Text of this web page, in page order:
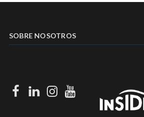
SOBRE NOSOTROS
Facebook
LinkedIn
Instagram
Youtube